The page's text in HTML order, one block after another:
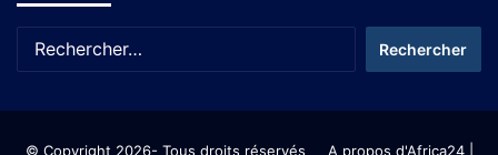
© Copyright 2026- Tous droits réservés A propos d'Africa24|